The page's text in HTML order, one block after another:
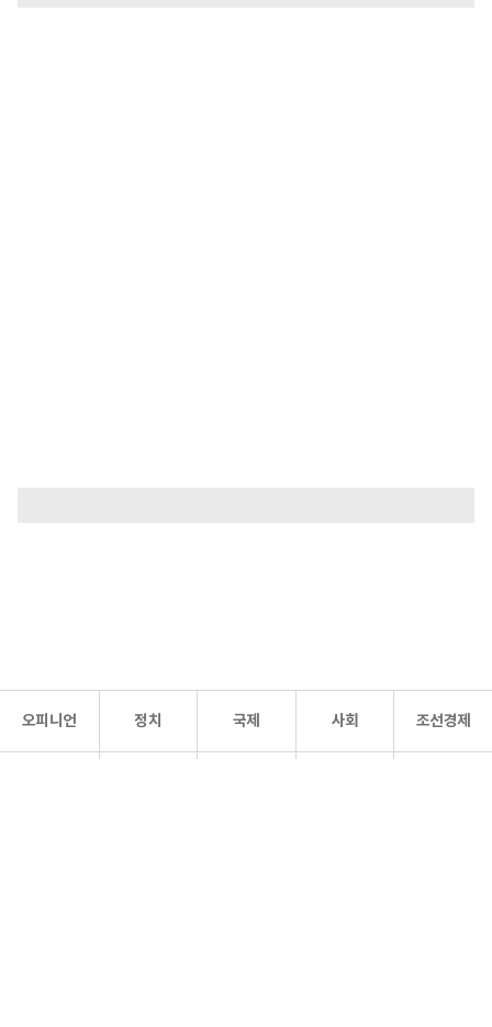
오피니언 정치 국제 사회 조선경제